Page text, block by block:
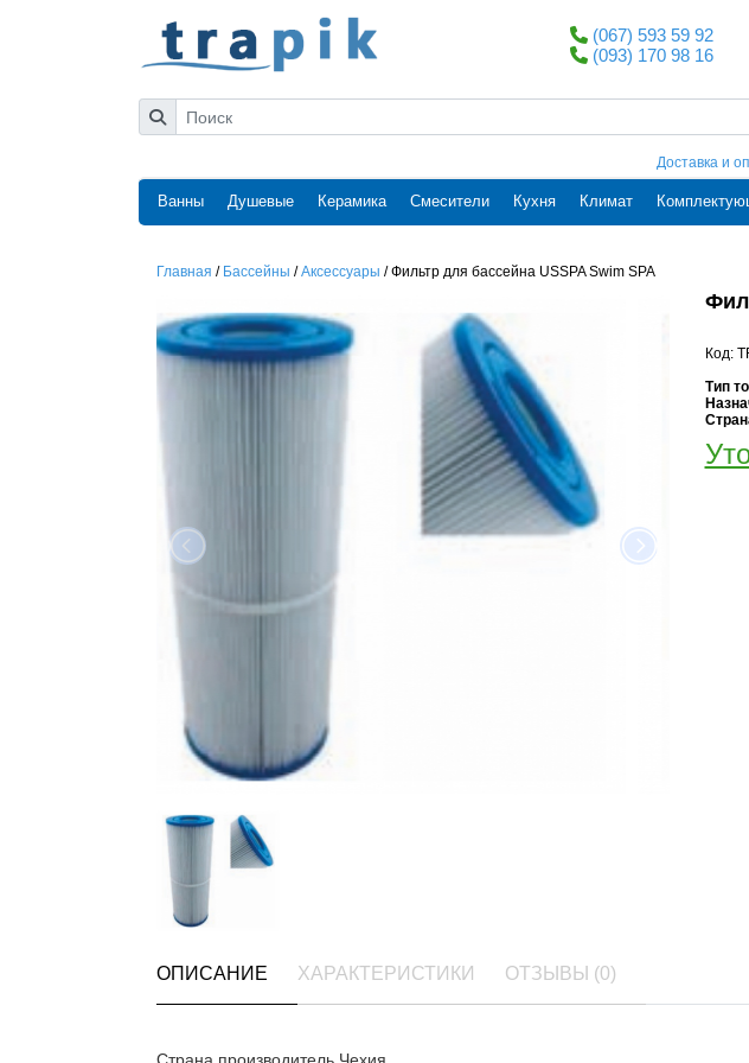
(067) 593 59 92
(093) 170 98 16
Доставка и
Ванны Душевые Керамика Смесители Кухня Климат
Главная / Бассейны /Аксессуары /Фильтр для бассейна USSPA Swim SPA
Код:
Тип
ОПИСАНИЕ ХАРАКТЕРИСТИКИ ОТЗЫВЫ (0)